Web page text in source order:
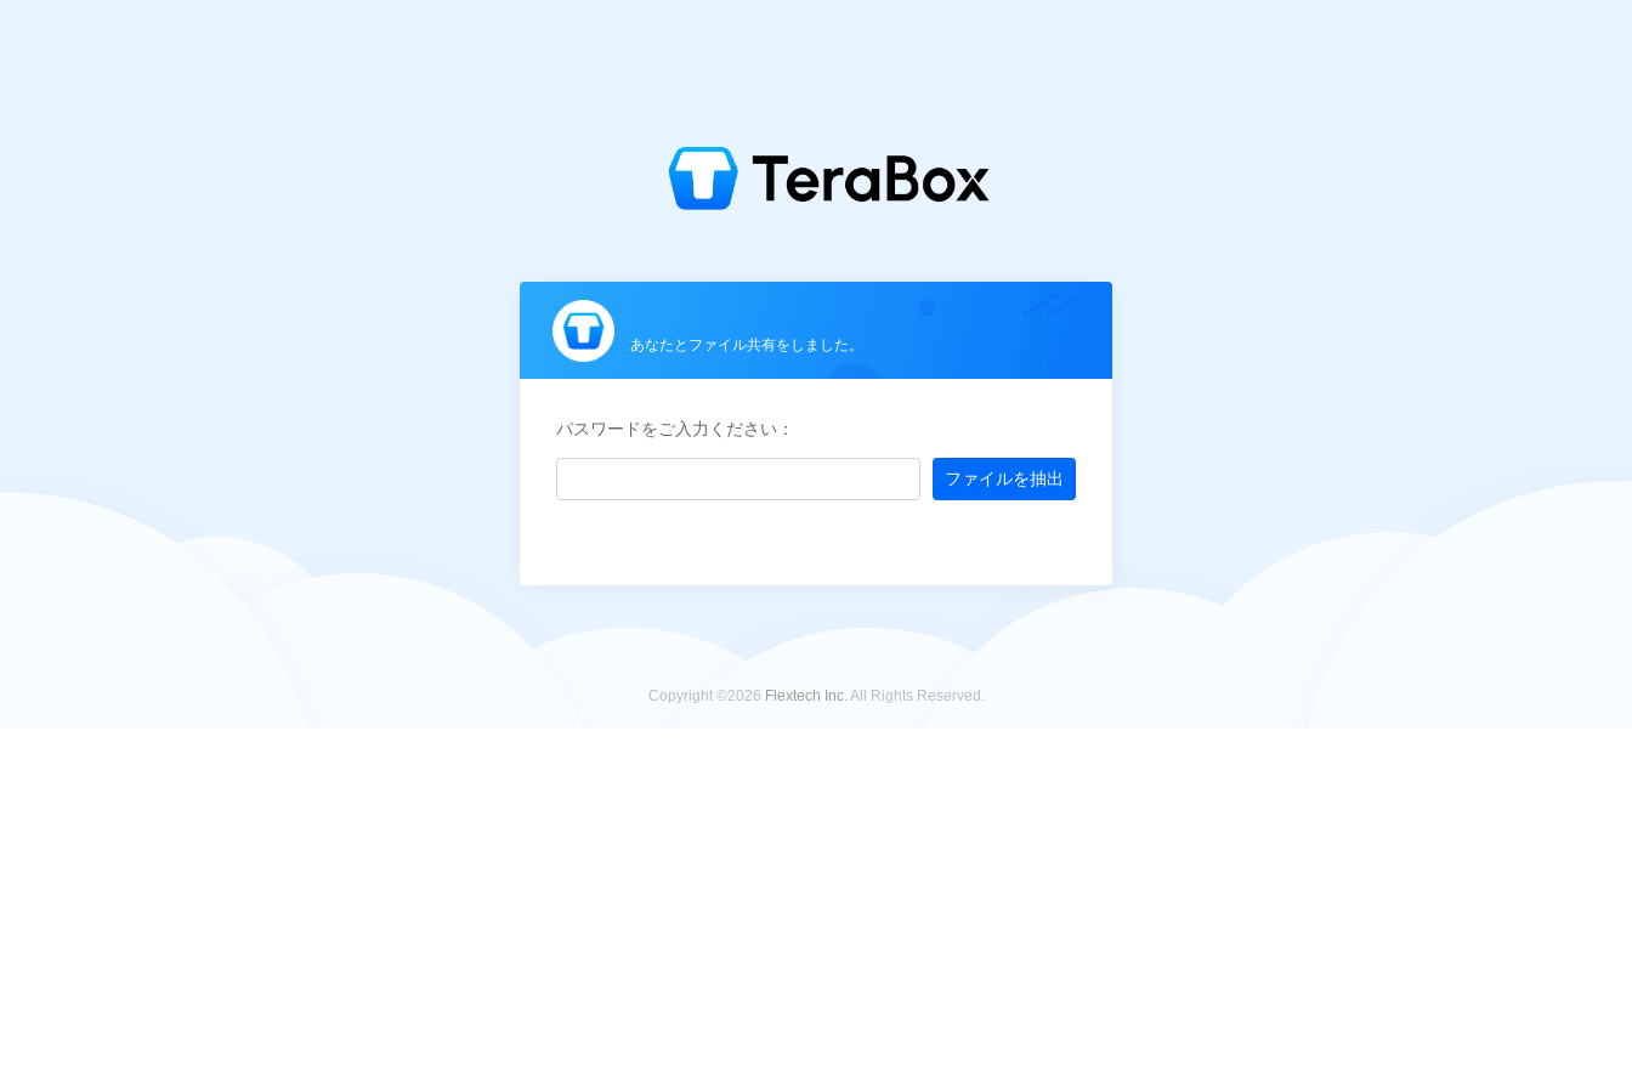
あなたとファイル共有をしました。
パスワードをご入力ください：
ファイルを抽出
Copyright ©2026 Flextech Inc.All Rights Reserved.